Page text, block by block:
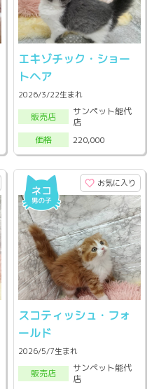
エキゾチック・ショー
トヘア
2026/3/22生まれ
販売店
サンペット能代
店
価格
220,000
お気に入り
スコティッシュ・フォ
ールド
2026/5/7生まれ
販売店
サンペット能代
店